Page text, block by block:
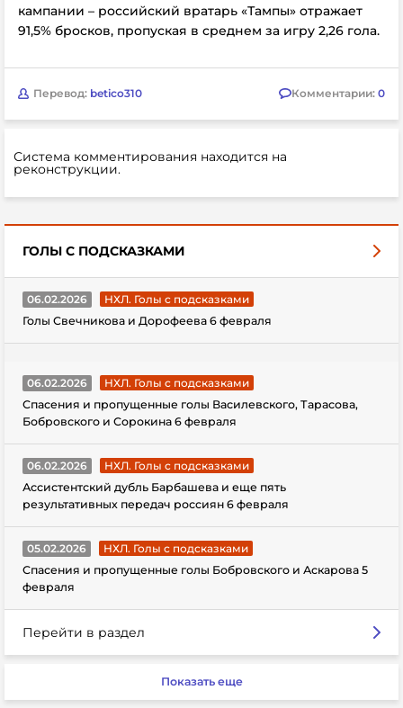
кампании – российский вратарь «Тампы» отражает
91,5% бросков, пропуская в среднем за игру 2,26 гола.
Перевод: betico310 Комментарии: 0
Система комментирования находится на
реконструкции.
ГОЛЫ С ПОДСКАЗКАМИ
06.02.2026
НХЛ. Голы с подсказками
Голы Свечникова и Дорофеева 6 февраля
06.02.2026
НХЛ. Голы с подсказками
Спасения и пропущенные голы Василевского, Тарасова,
Бобровского и Сорокина 6 февраля
06.02.2026
НХЛ. Голы с подсказками
Ассистентский дубль Барбашева и еще пять
результативных передач россиян 6 февраля
05.02.2026
НХЛ. Голы с подсказками
Спасения и пропущенные голы Бобровского и Аскарова 5
февраля
Перейти в раздел
Показать еще